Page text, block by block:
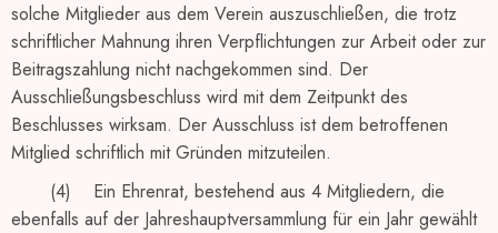
solche Mitglieder aus dem Verein auszuschließen, die trotz
schriftlicher Mahnung ihren Verpflichtungen zur Arbeit oder zur
Beitragszahlung nicht nachgekommen sind. Der
Ausschließungsbeschluss wird mit dem Zeitpunkt des
Beschlusses wirksam. Der Ausschluss ist dem betroffenen
Mitglied schriftlich mit Gründen mitzuteilen.
(4) Ein Ehrenrat, bestehend aus 4 Mitgliedern, die
ebenfalls auf der Jahreshauptversammlung für ein Jahr gewählt